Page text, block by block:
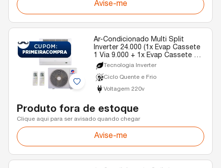
Avise-me
Ar-Condicionado Multi Split
Inverter 24.000 (1x Evap Cassete
1 Via 9.000 + 1x Evap Cassete 1
Via 22.000) Gree Quente/Frio R-
32 220v
Tecnologia Inverter
Ciclo Quente e Frio
Voltagem 220v
Produto fora de estoque
Clique aqui para ser avisado quando chegar
Avise-me